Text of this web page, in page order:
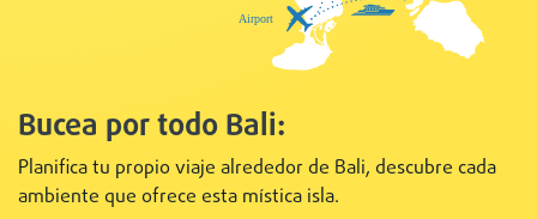
Bucea por todo Bali:
Planifica tu propio viaje alrededor de Bali, descubre cada
ambiente que ofrece esta mística isla.